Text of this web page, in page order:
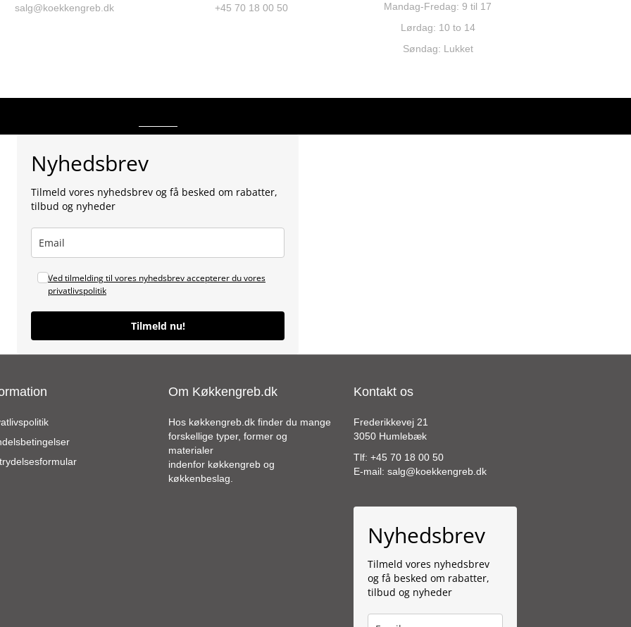
salg@koekkengreb.dk +45 70 18 00 50
Mandag-Fredag: 9 til 17
Lørdag: 10 to 14
Søndag: Lukket
Nyhedsbrev
Tilmeld vores nyhedsbrev og få besked om rabatter,
tilbud og nyheder
Ved tilmelding til vores nyhedsbrev accepterer du vores
privatlivspolitik
Tilmeld nu!
Om Køkkengreb.dk
Hos køkkengreb.dk finder du mange
forskellige typer, former og
materialer
indenfor køkkengreb og
køkkenbeslag.
Kontakt os
Frederikkevej 21
3050 Humlebæk
Tlf: +45 70 18 00 50
E-mail: salg@koekkengreb.dk
Nyhedsbrev
Tilmeld vores nyhedsbrev
og få besked om rabatter,
tilbud og nyheder